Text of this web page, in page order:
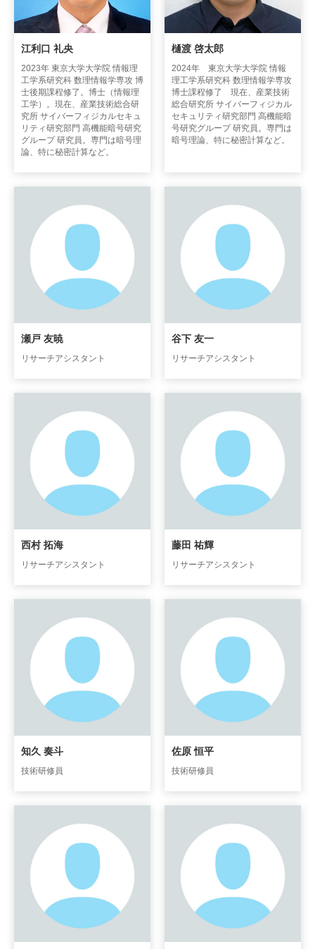
江利口 礼央
2023年 東京大学大学院 情報理
工学系研究科 数理情報学専攻 博
士後期課程修了。博士（情報理
工学）。現在、産業技術総合研
究所 サイバーフィジカルセキュ
リティ研究部門 高機能暗号研究
グループ 研究員。専門は暗号理
論、特に秘密計算など。
樋渡 啓太郎
2024年 東京大学大学院 情報
理工学系研究科 数理情報学専攻
博士課程修了 現在、産業技術
総合研究所 サイバーフィジカル
セキュリティ研究部門 高機能暗
号研究グループ 研究員。専門は
暗号理論、特に秘密計算など。
瀬戸 友暁
リサーチアシスタント
谷下 友一
リサーチアシスタント
西村 拓海
リサーチアシスタント
藤田 祐輝
リサーチアシスタント
知久 奏斗
技術研修員
佐原 恒平
技術研修員